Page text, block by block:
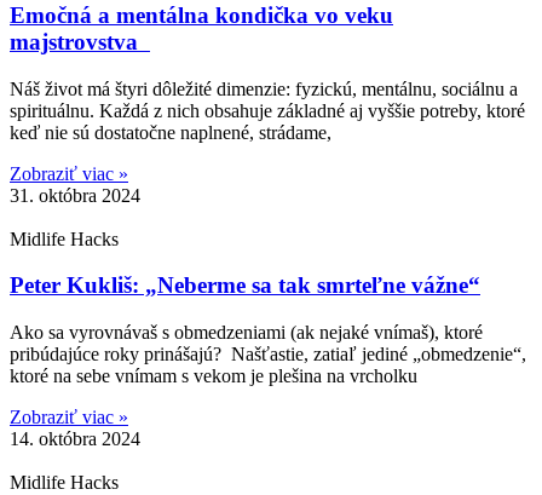
Emočná a mentálna kondička vo veku
majstrovstva
Náš život má štyri dôležité dimenzie: fyzickú, mentálnu, sociálnu a
spirituálnu. Každá z nich obsahuje základné aj vyššie potreby, ktoré
keď nie sú dostatočne naplnené, strádame,
Zobraziť viac »
31. októbra 2024
Midlife Hacks
Peter Kukliš: „Neberme sa tak smrteľne vážne“
Ako sa vyrovnávaš s obmedzeniami (ak nejaké vnímaš), ktoré
pribúdajúce roky prinášajú? Našťastie, zatiaľ jediné „obmedzenie“,
ktoré na sebe vnímam s vekom je plešina na vrcholku
Zobraziť viac »
14. októbra 2024
Midlife Hacks